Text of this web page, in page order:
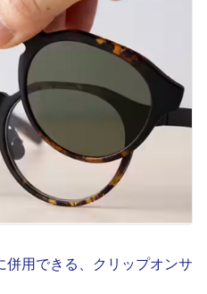
併用できる、クリップオンサ